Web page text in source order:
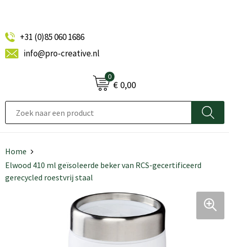
+31 (0)85 060 1686
info@pro-creative.nl
0
€ 0,00
Home
Elwood 410 ml geïsoleerde beker van RCS-gecertificeerd
gerecycled roestvrij staal